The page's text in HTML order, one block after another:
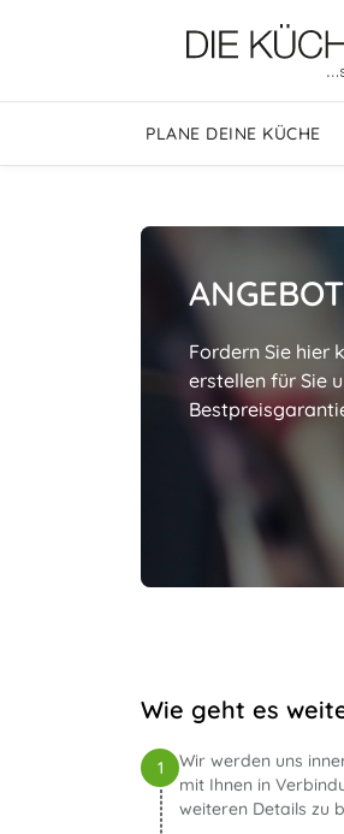
PLANE DEINE KÜCHE
ANGEBOT
Fordern Sie hier
erstellen für Sie
Wie geht es
1
Wir werden uns
mit Ihnen in
weiteren Details zu